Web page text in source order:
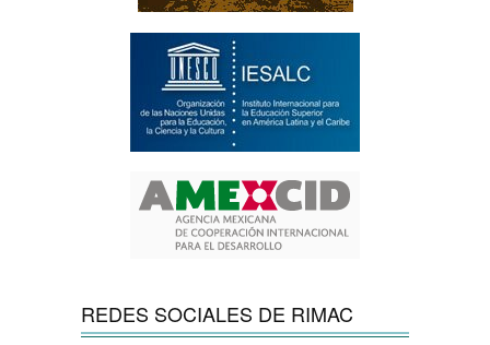
REDES SOCIALES DE RIMAC